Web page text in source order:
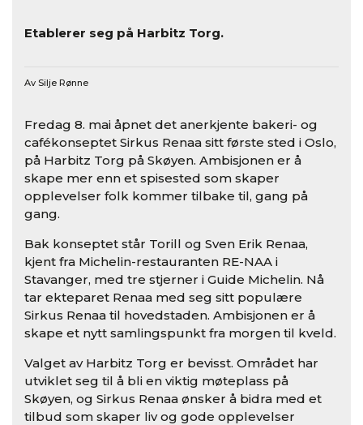
Etablerer seg på Harbitz Torg.
Av Silje Rønne
Fredag 8. mai åpnet det anerkjente bakeri- og
cafékonseptet Sirkus Renaa sitt første sted i Oslo,
på Harbitz Torg på Skøyen. Ambisjonen er å
skape mer enn et spisested som skaper
opplevelser folk kommer tilbake til, gang på
gang.
Bak konseptet står Torill og Sven Erik Renaa,
kjent fra Michelin-restauranten RE-NAA i
Stavanger, med tre stjerner i Guide Michelin. Nå
tar ekteparet Renaa med seg sitt populære
Sirkus Renaa til hovedstaden. Ambisjonen er å
skape et nytt samlingspunkt fra morgen til kveld.
Valget av Harbitz Torg er bevisst. Området har
utviklet seg til å bli en viktig møteplass på
Skøyen, og Sirkus Renaa ønsker å bidra med et
tilbud som skaper liv og gode opplevelser